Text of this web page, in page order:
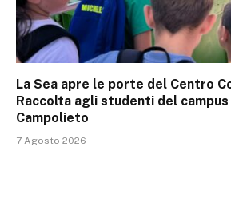
La Sea apre le porte del Centro
Raccolta agli studenti del
Campolieto
7 Agosto 2026